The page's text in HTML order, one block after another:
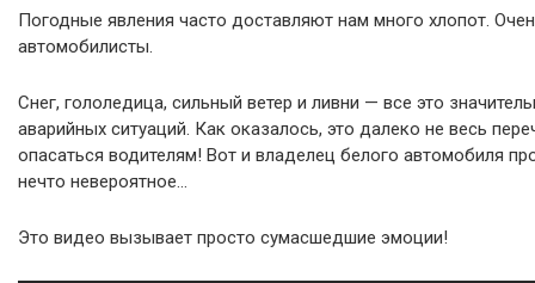
Погодные явления часто доставляют нам много хлопот.
автомобилисты.
Снег, гололедица, сильный ветер и ливни — все это
аварийных ситуаций. Как оказалось, это далеко не весь
опасаться водителям! Вот и владелец белого автомобиля
нечто невероятное…
Это видео вызывает просто сумасшедшие эмоции!